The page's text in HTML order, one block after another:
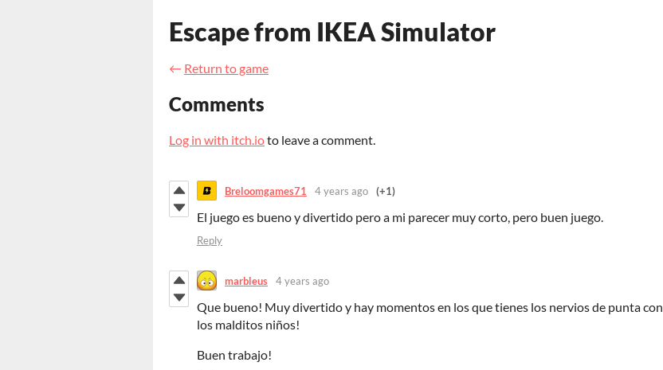
Escape from IKEA Simulator
← Return to game
Comments
Log in with itch.ioto leave a comment.
Breloomgames71 4 years ago (+1)
El juego es bueno y divertido pero a mi parecer muy corto, pero buen juego.
Reply
marbleus 4 years ago
Que bueno! Muy divertido y hay momentos en los que tienes los nervios de punta con
los malditos niños!
Buen trabajo!